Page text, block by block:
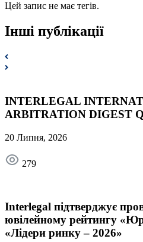
Цей запис не має тегів.
Інші публікації
INTERLEGAL
ARBITRATION DIGEST
20 Липня, 2026
279
Interlegal підтверджує
ювілейному рейтингу
«Лідери ринку – 2026»